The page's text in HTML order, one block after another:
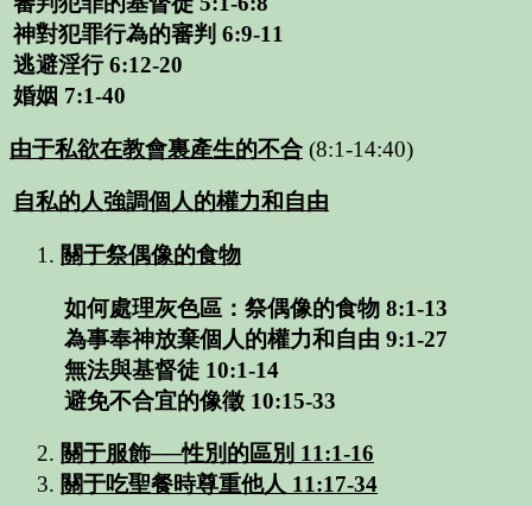
神對犯罪行為的審判 6:9-11
逃避淫行6:12-20
婚姻 7:1-40
由于私欲在教會裏產生的不合 (8:1-14:40)
自私的人強調個人的權力和自由
關于祭偶像的食物
如何處理灰色區：祭偶像的食物 8:1-13
為事奉神放棄個人的權力和自由 9:1-27
無法與基督徒 10:1-14
避免不合宜的像徵 10:15-33
關于服飾──性別的區別 11:1-16
關于吃聖餐時尊重他人 11:17-34